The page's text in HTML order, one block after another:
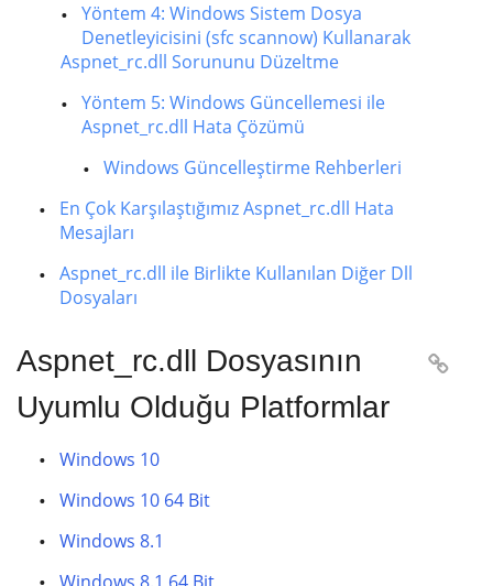
Yöntem 4: Windows Sistem Dosya
Denetleyicisini (sfc scannow) Kullanarak
Aspnet_rc.dll Sorununu Düzeltme
Yöntem 5: Windows Güncellemesi ile
Aspnet_rc.dll Hata Çözümü
Windows Güncelleştirme Rehberleri
En Çok Karşılaştığımız Aspnet_rc.dll Hata
Mesajları
Aspnet_rc.dll ile Birlikte Kullanılan Diğer Dll
Dosyaları
Aspnet_rc.dll Dosyasının
Uyumlu Olduğu Platformlar

Windows 10
Windows 10 64 Bit
Windows 8.1